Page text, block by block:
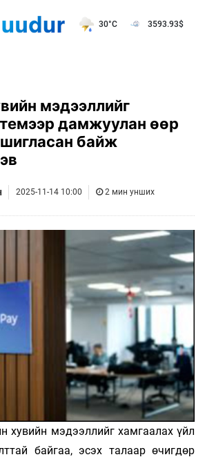
30°C 3593.93$
мэдээллийг
дамжуулан өөр
байж
2025-11-14 10:00 2 мин унших
хувийн мэдээллийг хамгаалах үйл
байгаа, эсэх талаар өчигдөр